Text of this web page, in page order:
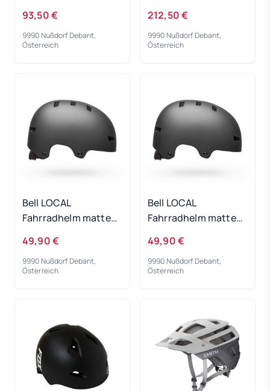
93,50 €
9990 Nußdorf Debant,
Österreich
212,50 €
9990 Nußdorf Debant,
Österreich
Bell LOCAL
Fahrradhelm matte
49,90 €
9990 Nußdorf Debant,
Österreich
Bell LOCAL
Fahrradhelm matte
49,90 €
9990 Nußdorf Debant,
Österreich